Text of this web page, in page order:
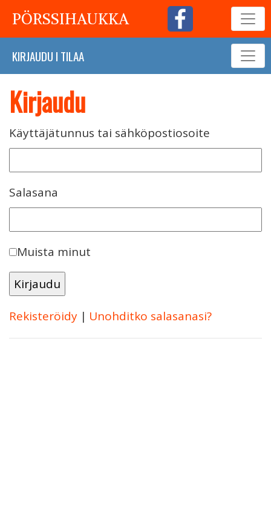
PÖRSSIHAUKKA
KIRJAUDU I TILAA
Kirjaudu
Käyttäjätunnus tai sähköpostiosoite
Salasana
Muista minut
Rekisteröidy | Unohditko salasanasi?